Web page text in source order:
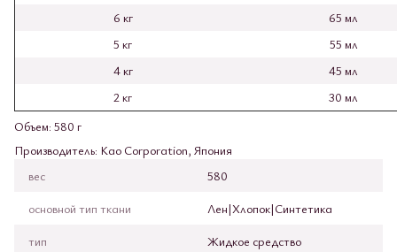
6 кг
65 мл
5 кг
55 мл
4 кг
45 мл
2 кг
30 мл
Объем: 580 г
Производитель: Kao Corporation, Япония
вес
580
основной тип ткани
Лен|Хлопок|Синтетика
тип
Жидкое средство